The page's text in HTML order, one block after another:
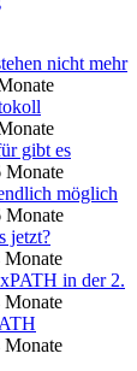
nicht mehr
gibt es
Monate
möglich
Monate
jetzt?
Monate
in der 2.
Monate
Monate